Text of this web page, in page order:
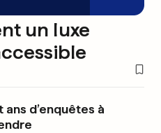
un luxe
ans d’enquêtes à